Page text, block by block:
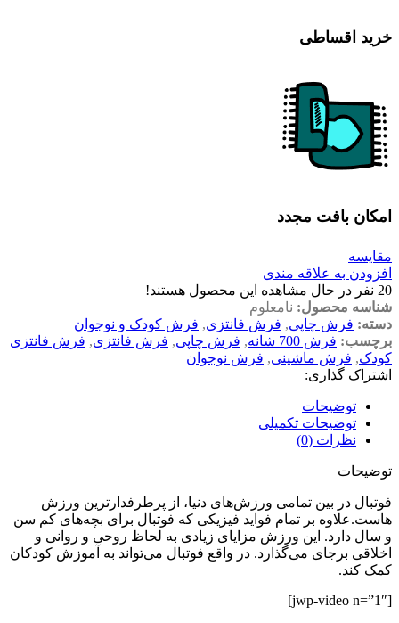
خرید اقساطی
امکان بافت مجدد
مقایسه
افزودن به علاقه مندی
20 نفر در حال مشاهده این محصول هستند!
شناسه محصول: نامعلوم
دسته: فرش چاپی, فرش فانتزی, فرش کودک و نوجوان
برچسب: فرش 700 شانه , فرش چاپی, فرش فانتزی, فرش فانتزی
کودک, فرش ماشینی, فرش نوجوان
اشتراک گذاری:
توضیحات
توضیحات تکمیلی
نظرات (0)
توضیحات
فوتبال در بین تمامی ورزش‌های دنیا، از پرطرفدارترین ورزش‌
هاست.علاوه بر تمام فواید فیزیکی که فوتبال برای بچه‌های کم سن
و سال دارد. این ورزش مزایای زیادی به لحاظ روحی و روانی و
اخلاقی برجای می‌گذارد. در واقع فوتبال می‌تواند به آموزش کودکان
کمک کند.
[jwp-video n=”1″]